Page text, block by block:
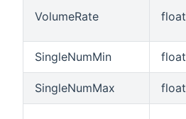
VolumeRate float
SingleNumMin float
SingleNumMax float